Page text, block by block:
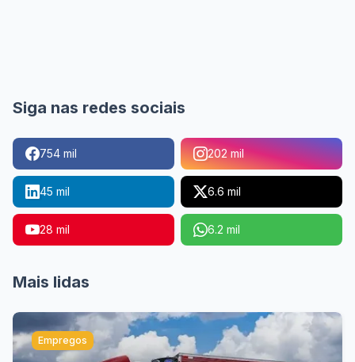
Siga nas redes sociais
754 mil 202 mil
45 mil 6.6 mil
28 mil 6.2 mil
Mais lidas
Empregos